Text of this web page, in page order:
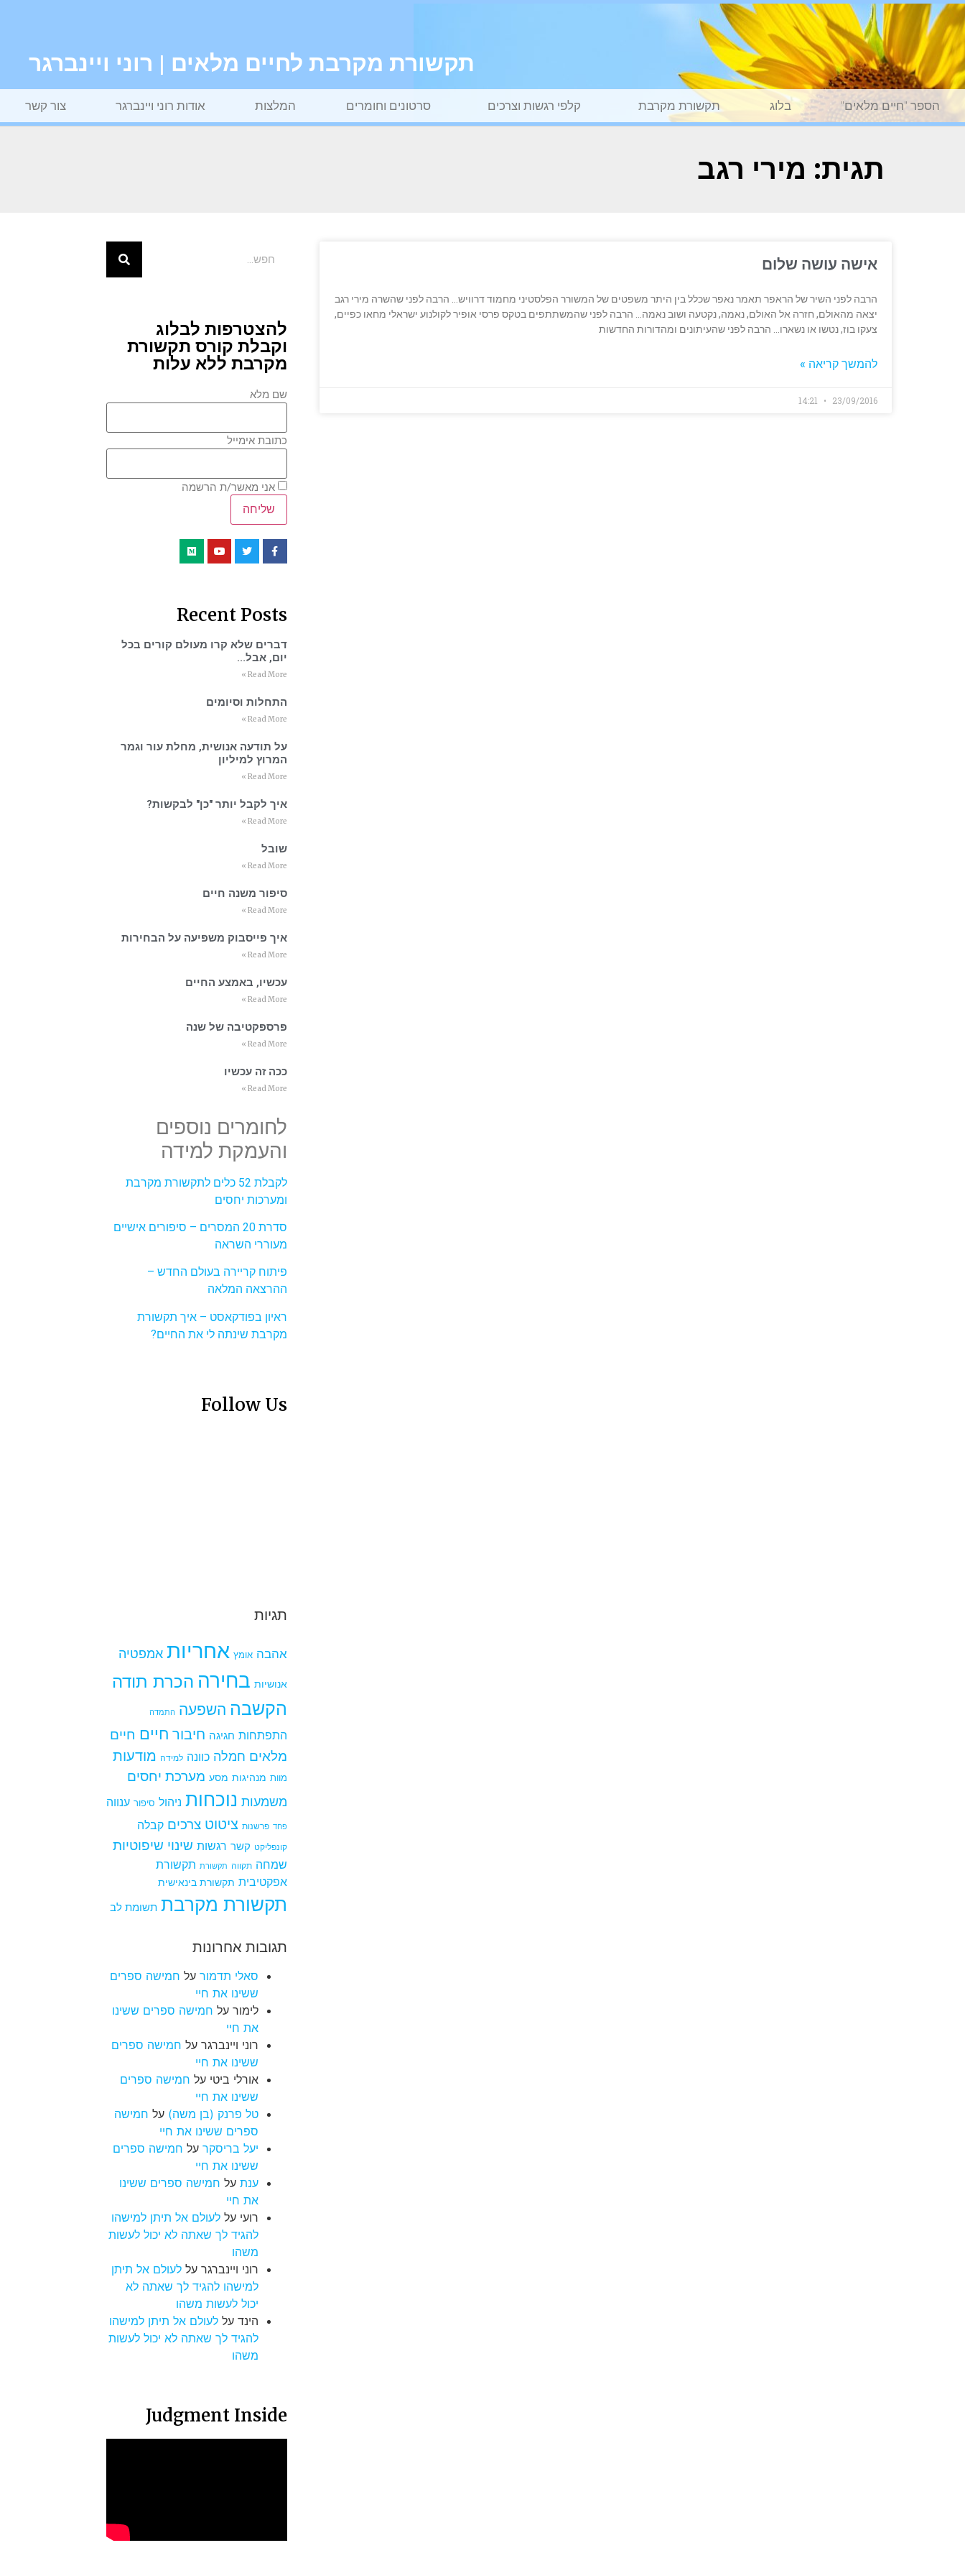
תקשורת מקרבת לחיים מלאים | רוני ויינברגר
הספר "חיים מלאים" בלוג תקשורת מקרבת קלפי רגשות וצרכים סרטונים וחומרים המלצות אודות רוני ויינברגר צור קשר
תגית: מירי רגב
אישה עושה שלום
הרבה לפני השיר של הראפר תאמר נאפר שכלל בין היתר משפטים של המשורר הפלסטיני מחמוד דרוויש… הרבה לפני שהשרה מירי רגב
יצאה מהאולם, חזרה אל האולם, נאמה, נקטעה ושוב נאמה… הרבה לפני שהמשתתפים בטקס פרסי אופיר לקולנוע ישראלי מחאו כפיים,
צעקו בוז, נטשו או נשארו… הרבה לפני שהעיתונים ומהדורות החדשות
להמשך קריאה »
23/09/2016
להצטרפות לבלוג
וקבלת קורס תקשורת
מקרבת ללא עלות
שם מלא
כתובת אימייל
אני מאשר/ת הרשמה
Recent Posts
דברים שלא קרו מעולם קורים בכל
יום, אבל…
Read More »
התחלות וסיומים
Read More »
על תודעה אנושית, מחלת עור וגמר
המרוץ למיליון
Read More »
איך לקבל יותר "כן" לבקשות?
Read More »
שובל
Read More »
סיפור משנה חיים
Read More »
איך פייסבוק משפיעה על הבחירות
Read More »
עכשיו, באמצע החיים
Read More »
פרספקטיבה של שנה
Read More »
ככה זה עכשיו
Read More »
לחומרים נוספים
והעמקת למידה
לקבלת 52 כלים לתקשורת מקרבת
ומערכות יחסים
סדרת 20 המסרים – סיפורים אישיים
מעוררי השראה
פיתוח קריירה בעולם החדש –
ההרצאה המלאה
ראיון בפודקאסט – איך תקשורת
מקרבת שינתה לי את החיים?
Follow Us
תגיות
אהבה אומץ אחריות אמפטיה
אנושיות בחירה הכרת תודה
הקשבה השפעה התמדה
התפתחות חגיגה חיבור חיים חיים
מלאים חמלה כוונה למידה מודעות
מוות מנהיגות מסע מערכת יחסים
משמעות נוכחות ניהול סיפור ענווה
פחד פרשנות ציטוט צרכים קבלה
קונפליקט קשר רגשות שינוי שיפוטיות
שמחה תקווה תקשורת תקשורת
אפקטיבית תקשורת בינאישית
תקשורת מקרבת תשומת לב
תגובות אחרונות
סאלי תדמור על חמישה ספרים
ששינו את חיי
לימור על חמישה ספרים ששינו
את חיי
רוני ויינברגר על חמישה ספרים
ששינו את חיי
אורלי ביטי על חמישה ספרים
ששינו את חיי
טל פרנק (בן משה) על חמישה
ספרים ששינו את חיי
יעל בריסקר על חמישה ספרים
ששינו את חיי
ענת על חמישה ספרים ששינו
את חיי
רועי עללעולם אל תיתן למישהו
להגיד לך שאתה לא יכול לעשות
משהו
רוני ויינברגר עללעולם אל תיתן
למישהו להגיד לך שאתה לא
יכול לעשות משהו
הינד עללעולם אל תיתן למישהו
להגיד לך שאתה לא יכול לעשות
משהו
Judgment Inside